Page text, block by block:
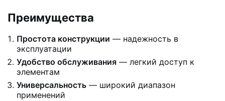
Преимущества
Простота конструкции — надежность в
эксплуатации
Удобство обслуживания — легкий доступ к
элементам
Универсальность — широкий диапазон
применений